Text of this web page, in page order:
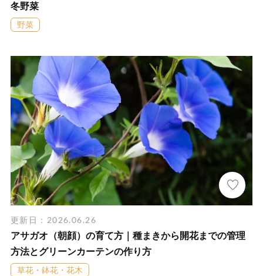
冬野菜
野菜
更新日：2026.06.26
アサガオ（朝顔）の育て方｜種まきから開花までの管理
方法とグリーンカーテンの作り方
草花・鉢花・花木